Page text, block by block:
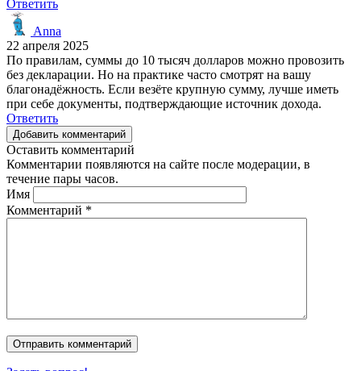
Ответить
Anna
22 апреля 2025
По правилам, суммы до 10 тысяч долларов можно провозить
без декларации. Но на практике часто смотрят на вашу
благонадёжность. Если везёте крупную сумму, лучше иметь
при себе документы, подтверждающие источник дохода.
Ответить
Добавить комментарий
Оставить комментарий
Комментарии появляются на сайте после модерации, в
течение пары часов.
Имя
Комментарий *